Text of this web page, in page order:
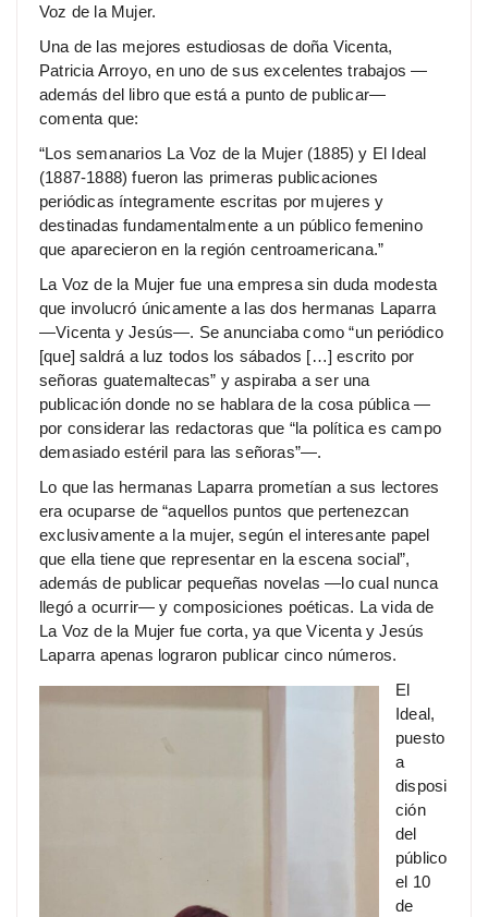
Voz de la Mujer.
Una de las mejores estudiosas de doña Vicenta,
Patricia Arroyo, en uno de sus excelentes trabajos —
además del libro que está a punto de publicar—
comenta que:
“Los semanarios La Voz de la Mujer (1885) y El Ideal
(1887-1888) fueron las primeras publicaciones
periódicas íntegramente escritas por mujeres y
destinadas fundamentalmente a un público femenino
que aparecieron en la región centroamericana.”
La Voz de la Mujer fue una empresa sin duda modesta
que involucró únicamente a las dos hermanas Laparra
—Vicenta y Jesús—. Se anunciaba como “un periódico
[que] saldrá a luz todos los sábados […] escrito por
señoras guatemaltecas” y aspiraba a ser una
publicación donde no se hablara de la cosa pública —
por considerar las redactoras que “la política es campo
demasiado estéril para las señoras”—.
Lo que las hermanas Laparra prometían a sus lectores
era ocuparse de “aquellos puntos que pertenezcan
exclusivamente a la mujer, según el interesante papel
que ella tiene que representar en la escena social”,
además de publicar pequeñas novelas —lo cual nunca
llegó a ocurrir— y composiciones poéticas. La vida de
La Voz de la Mujer fue corta, ya que Vicenta y Jesús
Laparra apenas lograron publicar cinco números.
El
Ideal,
puesto
a
disposi
ción
del
público
el 10
de